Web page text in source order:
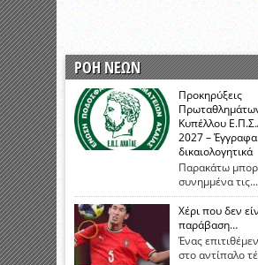
ΡΟΗ ΝΕΩΝ
Προκηρύξεις
Κυπέλλου
2027 –
δικαιολογητικά
Παρακάτω
συνημμένα τις...
Χέρι που δεν
παράβαση…
Ένας
στο αντίπαλο